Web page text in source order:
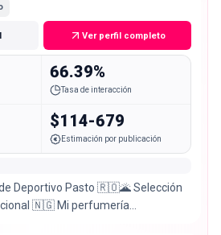
Ver perfil completo
66.39%
Tasa de interacción
$114-679
Estimación por publicación
Deportivo Pasto 🇷🇴🌋 Selección
🇳🇬 Mi perfumería